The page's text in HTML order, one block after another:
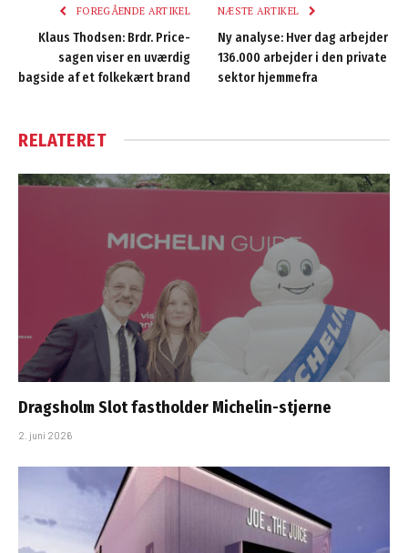
FOREGÅENDE ARTIKEL
Klaus Thodsen: Brdr. Price-
sagen viser en uværdig
bagside af et folkekært brand
NÆSTE ARTIKEL
Ny analyse: Hver dag arbejder
136.000 arbejder i den private
sektor hjemmefra
RELATERET
Dragsholm Slot fastholder Michelin-stjerne
2. juni 2026